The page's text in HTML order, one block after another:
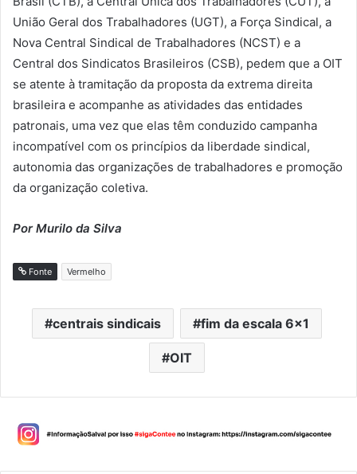
União Geral dos Trabalhadores (UGT), a Força Sindical, a
Nova Central Sindical de Trabalhadores (NCST) e a
Central dos Sindicatos Brasileiros (CSB), pedem que a OIT
se atente à tramitação da proposta da extrema direita
brasileira e acompanhe as atividades das entidades
patronais, uma vez que elas têm conduzido campanha
incompatível com os princípios da liberdade sindical,
autonomia das organizações de trabalhadores e promoção
da organização coletiva.
Por Murilo da Silva
Fonte Vermelho
centrais sindicais fim da escala 6x1
OIT